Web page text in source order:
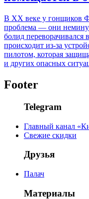
В XX веке у гонщиков
проблема — они
болид переворачивался
происходит из-за
пилотом, которая
и других опасных
Footer
Telegram
Главный канал
Свежие скидки
Друзья
Палач
Материалы